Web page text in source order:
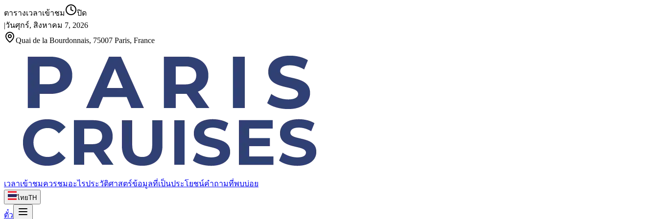
ตารางเวลาเข้าชม
ปิด
|วันศุกร์, สิงหาคม 7, 2026
Quai de la Bourdonnais, 75007 Paris, France
เวลาเข้าชมควรชมอะไรประวัติศาสตร์ข้อมูลที่เป็นประโยชน์คำถามที่พบบ่อย
ไทยTH
ตั๋ว